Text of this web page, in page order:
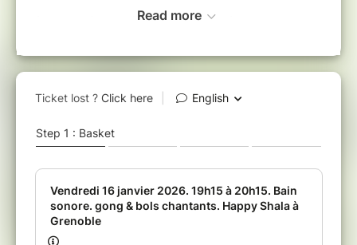
Les sons immersifs se propagent dans tout
profonde et vous aide à nourrir et ressourcer
votre être.
Un temps pour soi
Un voyage sonore et vibratoire
Venez avec un tapis de yoga et une couverture
pour votre confort et un cache-yeux.
Read more